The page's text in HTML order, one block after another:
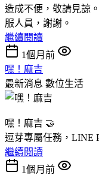
造成不便，敬請見諒
服人員，謝謝。
繼續閱讀
1個月前
嘿！麻吉
最新消息 數位生活
嘿！麻吉 🤝
逗芽專屬任務，LINE
繼續閱讀
1個月前